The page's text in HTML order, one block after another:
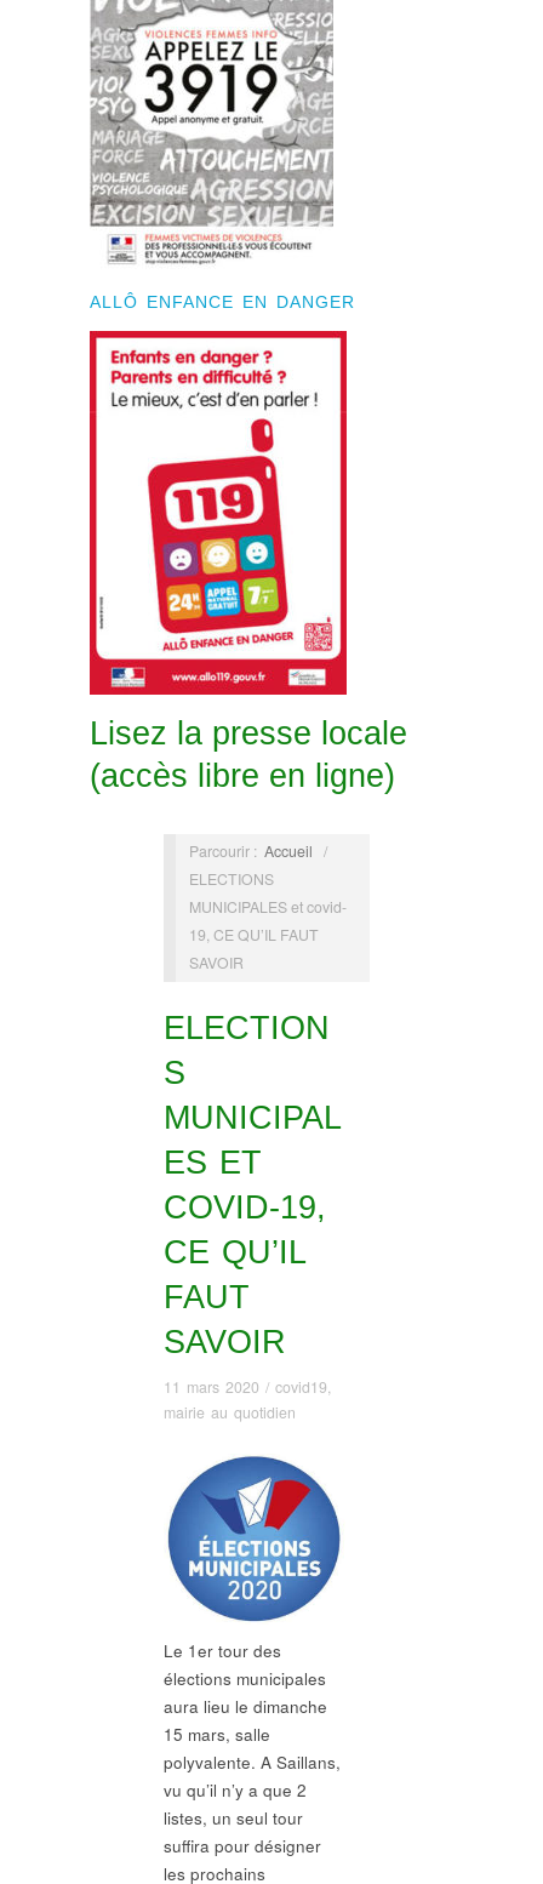
ALLÔ ENFANCE EN DANGER
Lisez la presse locale
(accès libre en ligne)
Parcourir : Accueil /
ELECTIONS
MUNICIPALES et covid-
19, CE QU’IL FAUT
SAVOIR
ELECTION
S
MUNICIPAL
ES ET
COVID-19,
CE QU’IL
FAUT
SAVOIR
11 mars 2020 / covid19,
mairie au quotidien
Le 1er tour des
élections municipales
aura lieu le dimanche
15 mars, salle
polyvalente. A Saillans,
vu qu’il n’y a que 2
listes, un seul tour
suffira pour désigner
les prochains